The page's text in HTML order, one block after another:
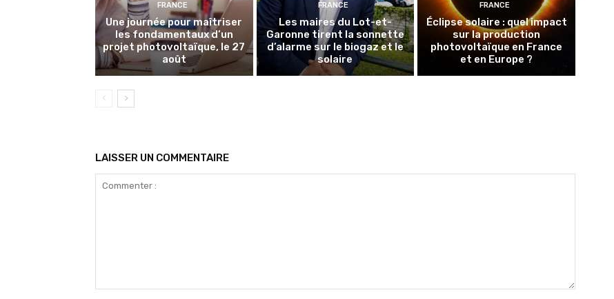
FRANCE
Une journée pour maîtriser
les fondamentaux d’un
projet photovoltaïque, le 27
août
FRANCE
Les maires du Lot-et-
Garonne tirent la sonnette
d’alarme sur le biogaz et le
solaire
FRANCE
Éclipse solaire : quel impact
sur la production
photovoltaïque en France
et en Europe ?
LAISSER UN COMMENTAIRE